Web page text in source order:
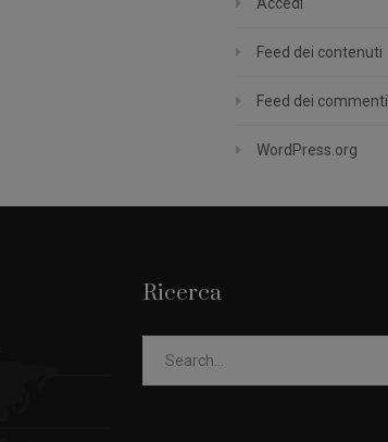
Feed dei contenuti
Feed dei commenti
WordPress.org
Ricerca